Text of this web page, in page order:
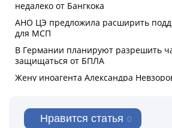
Нравится статья 0